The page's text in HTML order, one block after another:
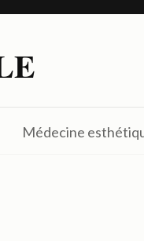
Médecine